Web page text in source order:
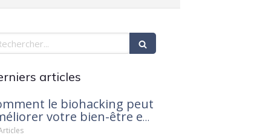
articles
le biohacking peut
votre bien-être en